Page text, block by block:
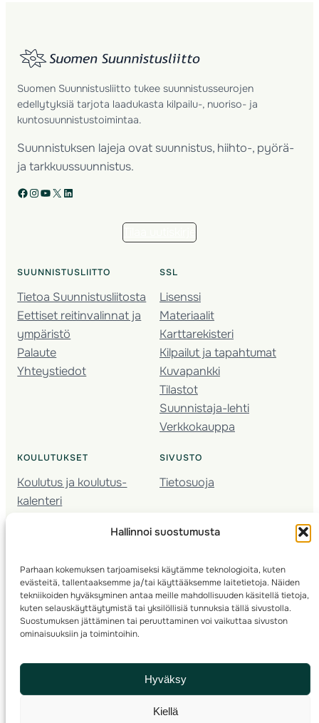
Hallinnoi suostumusta
Parhaan kokemuksen tarjoamiseksi käytämme teknologioita, kuten
evästeitä, tallentaaksemme ja/tai käyttääksemme laitetietoja. Näiden
tekniikoiden hyväksyminen antaa meille mahdollisuuden käsitellä tietoja,
kuten selauskäyttäytymistä tai yksilöllisiä tunnuksia tällä sivustolla.
Suostumuksen jättäminen tai peruuttaminen voi vaikuttaa sivuston
ominaisuuksiin ja toimintoihin.
Hyväksy
Kiellä
Suomen Suunnistusliitto tukee suunnistusseurojen
edellytyksiä tarjota laadukasta kilpailu-, nuoriso- ja
kuntosuunnistustoimintaa.
Suunnistuksen lajeja ovat suunnistus, hiihto-, pyörä-
ja tarkkuussuunnistus.
Facebook Instagram YouTube X LinkedIn
SUUNNISTUSLIITTO
Tietoa Suunnistusliitosta
Eettiset reitinvalinnat ja
ympäristö
Palaute
Yhteystiedot
SSL
Lisenssi
Materiaalit
Karttarekisteri
Kilpailut ja tapahtumat
Kuvapankki
Tilastot
Suunnistaja-lehti
Verkkokauppa
KOULUTUKSET
Koulutus ja koulutus­
kalenteri
Seura­kehittäminen
Kartoitus
Ratamestari
SIVUSTO
Tietosuoja
© 2025 ·Suomen Suunnistusliitto· Valimotie 10, 00380 Helsinki, Finland
info(a)suunnistusliitto.fi,Rastilipun asiat: rastilippu(a)suunnistusliitto.fi
Kilpailut ja kuntorastit – Rastilippu:::Rastilipun ohjeet